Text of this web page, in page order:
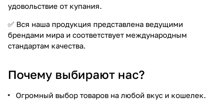
удовольствие от купания.
✅ Вся наша продукция представлена ведущими
брендами мира и соответствует международным
стандартам качества.
Почему выбирают нас?
Огромный выбор товаров на любой вкус и кошелек.